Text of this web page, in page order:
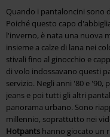
Quando i pantaloncini sono
Poiché questo capo
l'inverno, è nata una nuova
insieme a calze di lana nei
stivali fino al ginocchio e
di volo indossavano questi
servizio. Negli anni '80 e
jeans e poi tutti gli altri
panorama urbano. Sono
millennio, soprattutto nei
Hotpants hanno giocato un